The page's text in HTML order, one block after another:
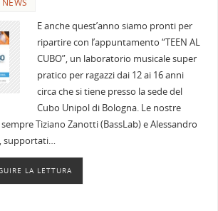
NEWS
E anche quest’anno siamo pronti per
ripartire con l’appuntamento “TEEN AL
CUBO”, un laboratorio musicale super
pratico per ragazzi dai 12 ai 16 anni
circa che si tiene presso la sede del
Cubo Unipol di Bologna. Le nostre
Tiziano Zanotti (BassLab) e Alessandro
supportati…
LA LETTURA